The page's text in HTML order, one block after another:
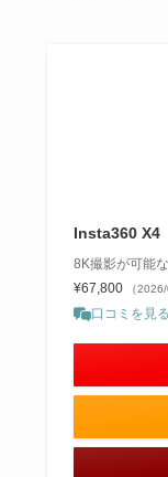
Insta360 X4
8K撮影が可能
¥67,800
（
口コミを見る